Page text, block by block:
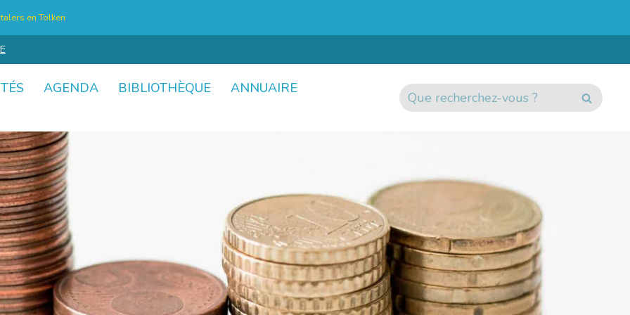
en Tolken
AGENDA BIBLIOTHÈQUE
ANNUAIRE